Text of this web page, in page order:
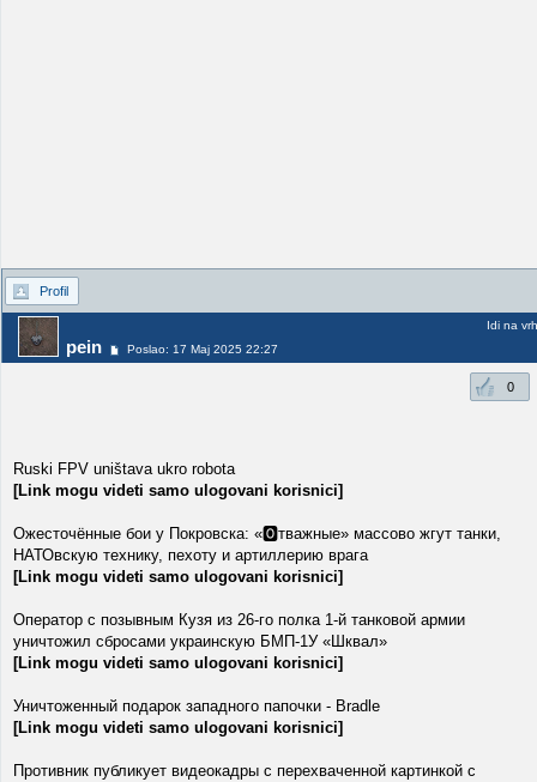
Profil
pein Poslao: 17 Maj 2025 22:27
Idi na vrh
0
Ruski FPV uništava ukro robota
[Link mogu videti samo ulogovani korisnici]
Ожесточённые бои у Покровска: «🅾️тважные» массово жгут танки,
НАТОвскую технику, пехоту и артиллерию врага
[Link mogu videti samo ulogovani korisnici]
Оператор с позывным Кузя из 26-го полка 1-й танковой армии
уничтожил сбросами украинскую БМП-1У «Шквал»
[Link mogu videti samo ulogovani korisnici]
Уничтоженный подарок западного папочки - Bradle
[Link mogu videti samo ulogovani korisnici]
Противник публикует видеокадры с перехваченной картинкой с